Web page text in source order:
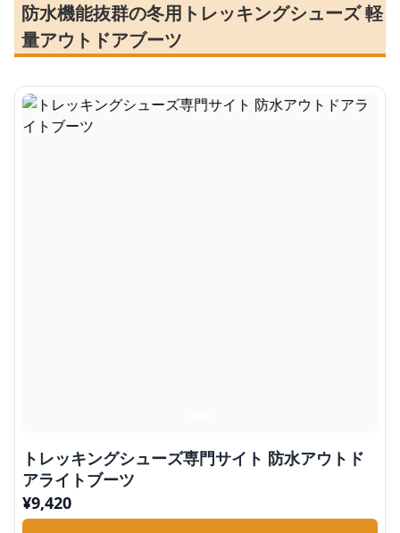
防水機能抜群の冬用トレッキングシューズ 軽
量アウトドアブーツ
トレッキングシューズ専門サイト 防水アウトド
アライトブーツ
¥9,420